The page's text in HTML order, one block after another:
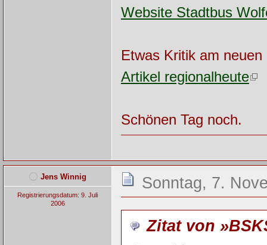
Website Stadtbus
Etwas Kritik am
Artikel regionalheute
Schönen Tag noch.
Jens Winnig
Registrierungsdatum: 9. Juli
2006
Sonntag, 7.
Zitat von